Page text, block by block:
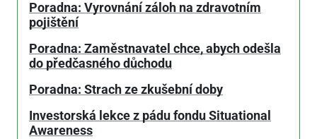
Poradna: Vyrovnání záloh na zdravotním
pojištění
Poradna: Zaměstnavatel chce, abych odešla
do předčasného důchodu
Poradna: Strach ze zkušební doby
Investorská lekce z pádu fondu Situational
Awareness